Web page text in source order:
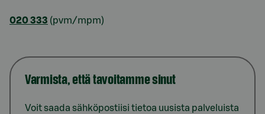
020 333 (pvm/mpm)
Varmista, että tavoitamme sinut
Voit saada sähköpostiisi tietoa uusista palveluista